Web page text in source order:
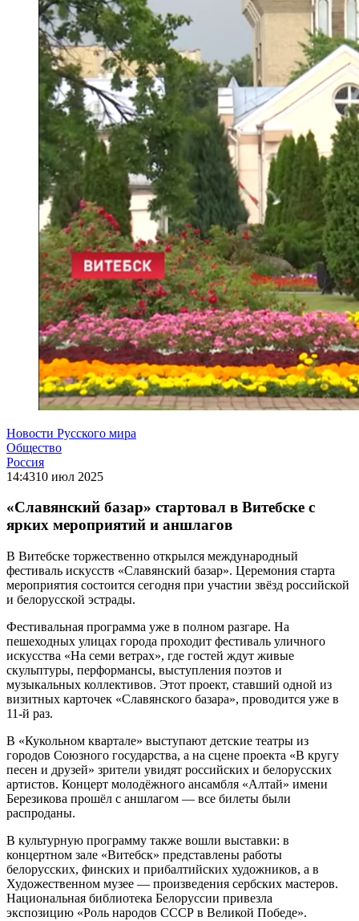
Новости Русского мира
Общество
Россия
14:4310 июл 2025
«Славянский базар» стартовал в Витебске с
ярких мероприятий и аншлагов
В Витебске торжественно открылся международный
фестиваль искусств «Славянский базар». Церемония старта
мероприятия состоится сегодня при участии звёзд российской
и белорусской эстрады.
Фестивальная программа уже в полном разгаре. На
пешеходных улицах города проходит фестиваль уличного
искусства «На семи ветрах», где гостей ждут живые
скульптуры, перформансы, выступления поэтов и
музыкальных коллективов. Этот проект, ставший одной из
визитных карточек «Славянского базара», проводится уже в
11-й раз.
В «Кукольном квартале» выступают детские театры из
городов Союзного государства, а на сцене проекта «В кругу
песен и друзей» зрители увидят российских и белорусских
артистов. Концерт молодёжного ансамбля «Алтай» имени
Березикова прошёл с аншлагом — все билеты были
распроданы.
В культурную программу также вошли выставки: в
концертном зале «Витебск» представлены работы
белорусских, финских и прибалтийских художников, а в
Художественном музее — произведения сербских мастеров.
Национальная библиотека Белоруссии привезла
экспозицию «Роль народов СССР в Великой Победе».